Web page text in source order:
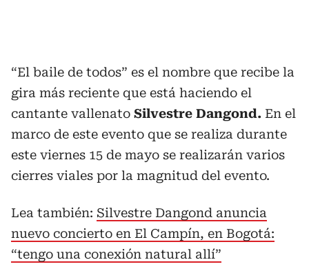
“El baile de todos” es el nombre que recibe la
gira más reciente que está haciendo el
cantante vallenato Silvestre Dangond. En el
marco de este evento que se realiza durante
este viernes 15 de mayo se realizarán varios
cierres viales por la magnitud del evento.
Lea también: Silvestre Dangond anuncia
nuevo concierto en El Campín, en Bogotá:
“tengo una conexión natural allí”